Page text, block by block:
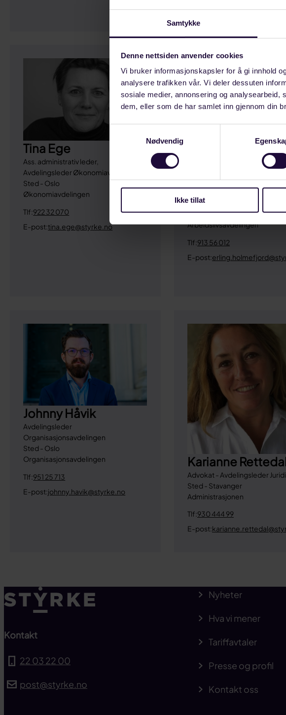
Samtykke
Denne nettsiden anvender cookies
Vi bruker informasjonskapsler for å gi innhold
analysere trafikken vår. Vi deler dessuten
sosiale medier, annonsering og analysearbeid,
dem, eller som de har samlet inn gjennom din
Nødvendig
Ikke tillat
Tina Ege
Ass. administrativ leder,
Avdelingsleder Økonomiavdelingen
Sted - Oslo
Økonomiavdelingen
Tlf:922 32 070
E-post:tina.ege@styrke.no
Erling Holmefjord
Avdelingsleder
Sted - Stavanger
Arbeidslivsavdelingen
Tlf:913 56 012
E-post:
Johnny Håvik
Avdelingsleder
Organisasjonsavdelingen
Sted - Oslo
Organisasjonsavdelingen
Tlf:951 25 713
E-post:johnny.havik@styrke.no
Karianne
Advokat - Avdelingsleder
Sted - Stavanger
Administrasjonen
Tlf:930 444 99
E-post:
Kontakt
22 03 22 00
post@styrke.no
Nyheter
Hva vi mener
Tariffavtaler
Presse og profil
Kontakt oss